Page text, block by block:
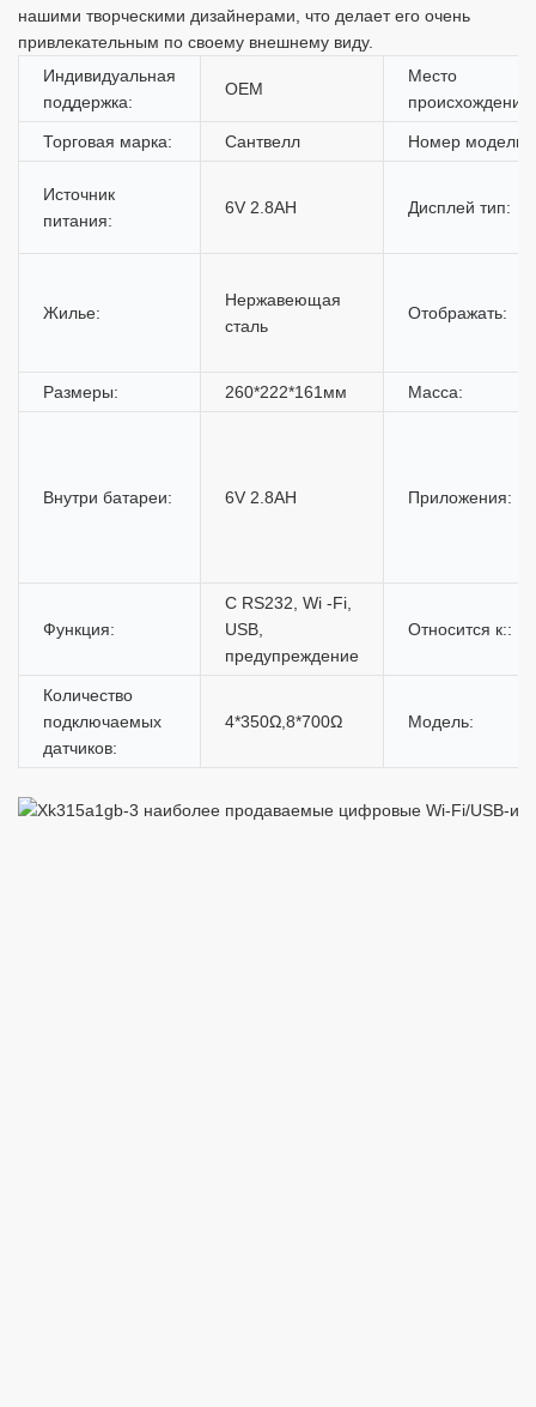
нашими творческими дизайнерами, что делает его очень
привлекательным по своему внешнему виду.
Индивидуальная
поддержка:
OEM
Место
происхождения:
Торговая марка: Сантвелл Номер модели:
Источник
питания:
6V 2.8AH Дисплей тип:
Жилье:
Нержавеющая
сталь
Отображать:
Размеры: 260*222*161мм Масса:
Внутри батареи: 6V 2.8AH Приложения:
Функция:
С RS232, Wi -Fi,
USB,
предупреждение
Относится к::
Количество
подключаемых
датчиков:
4*350Ω,8*700Ω Модель: